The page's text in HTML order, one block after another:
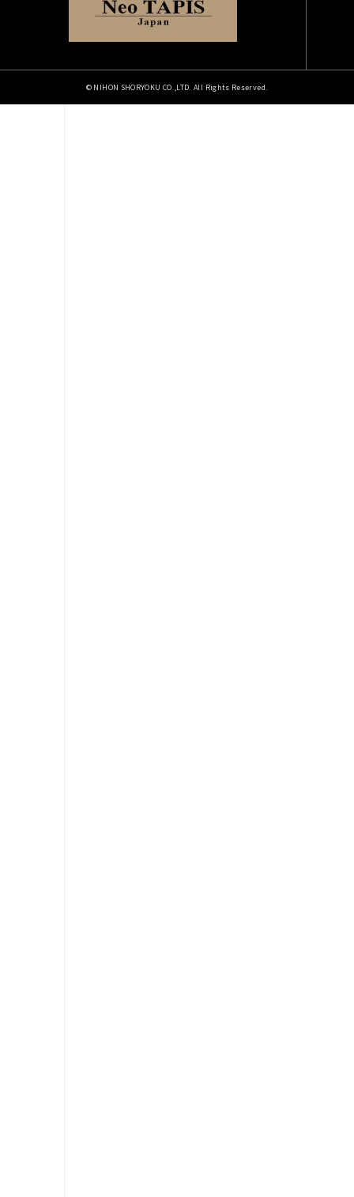
© NIHON SHORYOKU CO.,LTD. All Rights Reserved.